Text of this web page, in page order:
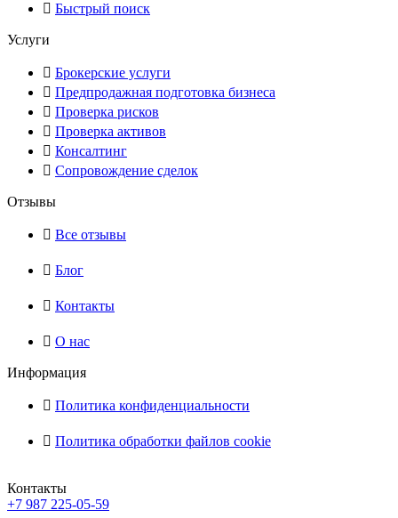
Быстрый поиск
Услуги
Брокерские услуги
Предпродажная подготовка бизнеса
Проверка рисков
Проверка активов
Консалтинг
Сопровождение сделок
Отзывы
Все отзывы
Блог
Контакты
О нас
Информация
Политика конфиденциальности
Политика обработки файлов cookie
Контакты
+7 987 225-05-59